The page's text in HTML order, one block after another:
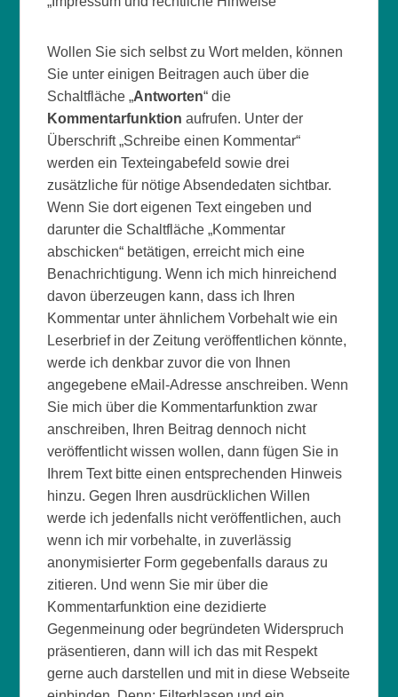
Wollen Sie sich selbst zu Wort melden, können
Sie unter einigen Beitragen auch über die
Schaltfläche „Antworten“ die
Kommentarfunktion aufrufen. Unter der
Überschrift „Schreibe einen Kommentar“
werden ein Texteingabefeld sowie drei
zusätzliche für nötige Absendedaten sichtbar.
Wenn Sie dort eigenen Text eingeben und
darunter die Schaltfläche „Kommentar
abschicken“ betätigen, erreicht mich eine
Benachrichtigung. Wenn ich mich hinreichend
davon überzeugen kann, dass ich Ihren
Kommentar unter ähnlichem Vorbehalt wie ein
Leserbrief in der Zeitung veröffentlichen könnte,
werde ich denkbar zuvor die von Ihnen
angegebene eMail-Adresse anschreiben. Wenn
Sie mich über die Kommentarfunktion zwar
anschreiben, Ihren Beitrag dennoch nicht
veröffentlicht wissen wollen, dann fügen Sie in
Ihrem Text bitte einen entsprechenden Hinweis
hinzu. Gegen Ihren ausdrücklichen Willen
werde ich jedenfalls nicht veröffentlichen, auch
wenn ich mir vorbehalte, in zuverlässig
anonymisierter Form gegebenfalls daraus zu
zitieren. Und wenn Sie mir über die
Kommentarfunktion eine dezidierte
Gegenmeinung oder begründeten Widerspruch
präsentieren, dann will ich das mit Respekt
gerne auch darstellen und mit in diese Webseite